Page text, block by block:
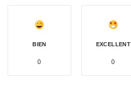
BIEN
0
EXCELLENT
0